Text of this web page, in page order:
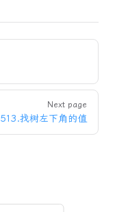
Next page
513.找树左下角的值